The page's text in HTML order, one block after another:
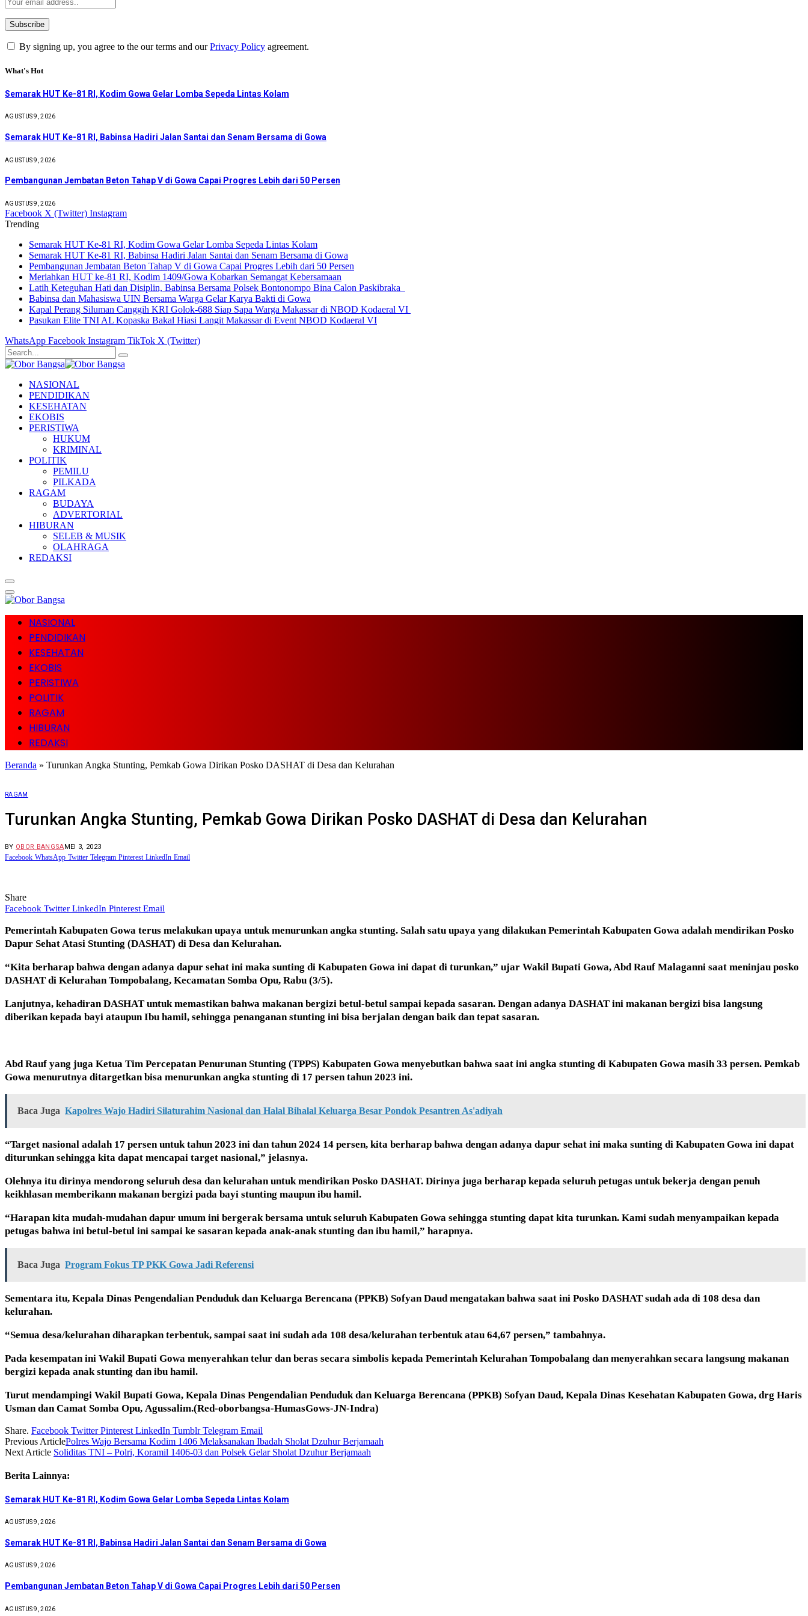
By signing up, you agree to the our terms and ourPrivacy Policy agreement.
What's Hot
Semarak HUT Ke-81 RI, Kodim Gowa Gelar Lomba Sepeda Lintas Kolam
AGUSTUS 9, 2026
Semarak HUT Ke-81 RI, Babinsa Hadiri Jalan Santai dan Senam Bersama di Gowa
AGUSTUS 9, 2026
Pembangunan Jembatan Beton Tahap V di Gowa Capai Progres Lebih dari 50 Persen
AGUSTUS 9, 2026
Facebook X (Twitter) Instagram
Trending
Semarak HUT Ke-81 RI, Kodim Gowa Gelar Lomba Sepeda Lintas Kolam
Semarak HUT Ke-81 RI, Babinsa Hadiri Jalan Santai dan Senam Bersama di Gowa
Pembangunan Jembatan Beton Tahap V di Gowa Capai Progres Lebih dari 50 Persen
Meriahkan HUT ke-81 RI, Kodim 1409/Gowa Kobarkan Semangat Kebersamaan
Latih Keteguhan Hati dan Disiplin, Babinsa Bersama Polsek Bontonompo Bina Calon Paskibraka
Babinsa dan Mahasiswa UIN Bersama Warga Gelar Karya Bakti di Gowa
Kapal Perang Siluman Canggih KRI Golok-688 Siap Sapa Warga Makassar di NBOD Kodaeral VI
Pasukan Elite TNI AL Kopaska Bakal Hiasi Langit Makassar di Event NBOD Kodaeral VI
WhatsApp Facebook Instagram TikTok X (Twitter)
NASIONAL
PENDIDIKAN
KESEHATAN
EKOBIS
PERISTIWA
HUKUM
KRIMINAL
POLITIK
PEMILU
PILKADA
RAGAM
BUDAYA
ADVERTORIAL
HIBURAN
SELEB & MUSIK
OLAHRAGA
REDAKSI
NASIONAL
PENDIDIKAN
KESEHATAN
EKOBIS
PERISTIWA
POLITIK
RAGAM
HIBURAN
REDAKSI
Beranda » Turunkan Angka Stunting, Pemkab Gowa Dirikan Posko DASHAT di Desa dan Kelurahan
RAGAM
Turunkan Angka Stunting, Pemkab Gowa Dirikan Posko DASHAT di Desa dan Kelurahan
BY OBOR BANGSAMEI 3, 2023
Facebook WhatsApp Twitter Telegram Pinterest LinkedIn Email
Share
Facebook Twitter LinkedIn Pinterest Email
Pemerintah Kabupaten Gowa terus melakukan upaya untuk menurunkan angka stunting. Salah satu upaya yang dilakukan Pemerintah Kabupaten Gowa adalah mendirikan Posko
Dapur Sehat Atasi Stunting (DASHAT) di Desa dan Kelurahan.
“Kita berharap bahwa dengan adanya dapur sehat ini maka sunting di Kabupaten Gowa ini dapat di turunkan,” ujar Wakil Bupati Gowa, Abd Rauf Malaganni saat meninjau posko
DASHAT di Kelurahan Tompobalang, Kecamatan Somba Opu, Rabu (3/5).
Lanjutnya, kehadiran DASHAT untuk memastikan bahwa makanan bergizi betul-betul sampai kepada sasaran. Dengan adanya DASHAT ini makanan bergizi bisa langsung
diberikan kepada bayi ataupun Ibu hamil, sehingga penanganan stunting ini bisa berjalan dengan baik dan tepat sasaran.
Abd Rauf yang juga Ketua Tim Percepatan Penurunan Stunting (TPPS) Kabupaten Gowa menyebutkan bahwa saat ini angka stunting di Kabupaten Gowa masih 33 persen. Pemkab
Gowa menurutnya ditargetkan bisa menurunkan angka stunting di 17 persen tahun 2023 ini.
Baca Juga Kapolres Wajo Hadiri Silaturahim Nasional dan Halal Bihalal Keluarga Besar Pondok Pesantren As'adiyah
“Target nasional adalah 17 persen untuk tahun 2023 ini dan tahun 2024 14 persen, kita berharap bahwa dengan adanya dapur sehat ini maka sunting di Kabupaten Gowa ini dapat
diturunkan sehingga kita dapat mencapai target nasional,” jelasnya.
Olehnya itu dirinya mendorong seluruh desa dan kelurahan untuk mendirikan Posko DASHAT. Dirinya juga berharap kepada seluruh petugas untuk bekerja dengan penuh
keikhlasan memberikann makanan bergizi pada bayi stunting maupun ibu hamil.
“Harapan kita mudah-mudahan dapur umum ini bergerak bersama untuk seluruh Kabupaten Gowa sehingga stunting dapat kita turunkan. Kami sudah menyampaikan kepada
petugas bahwa ini betul-betul ini sampai ke sasaran kepada anak-anak stunting dan ibu hamil,” harapnya.
Baca Juga Program Fokus TP PKK Gowa Jadi Referensi
Sementara itu, Kepala Dinas Pengendalian Penduduk dan Keluarga Berencana (PPKB) Sofyan Daud mengatakan bahwa saat ini Posko DASHAT sudah ada di 108 desa dan
kelurahan.
“Semua desa/kelurahan diharapkan terbentuk, sampai saat ini sudah ada 108 desa/kelurahan terbentuk atau 64,67 persen,” tambahnya.
Pada kesempatan ini Wakil Bupati Gowa menyerahkan telur dan beras secara simbolis kepada Pemerintah Kelurahan Tompobalang dan menyerahkan secara langsung makanan
bergizi kepada anak stunting dan ibu hamil.
Turut mendampingi Wakil Bupati Gowa, Kepala Dinas Pengendalian Penduduk dan Keluarga Berencana (PPKB) Sofyan Daud, Kepala Dinas Kesehatan Kabupaten Gowa, drg Haris
Usman dan Camat Somba Opu, Agussalim.(Red-oborbangsa-HumasGows-JN-Indra)
Share. Facebook Twitter Pinterest LinkedIn Tumblr Telegram Email
Previous ArticlePolres Wajo Bersama Kodim 1406 Melaksanakan Ibadah Sholat Dzuhur Berjamaah
Next Article Soliditas TNI – Polri, Koramil 1406-03 dan Polsek Gelar Sholat Dzuhur Berjamaah
Berita Lainnya:
Semarak HUT Ke-81 RI, Kodim Gowa Gelar Lomba Sepeda Lintas Kolam
AGUSTUS 9, 2026
Semarak HUT Ke-81 RI, Babinsa Hadiri Jalan Santai dan Senam Bersama di Gowa
AGUSTUS 9, 2026
Pembangunan Jembatan Beton Tahap V di Gowa Capai Progres Lebih dari 50 Persen
AGUSTUS 9, 2026